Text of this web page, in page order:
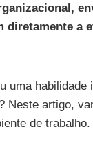
a
uma habilidade
Neste artigo,
de trabalho.